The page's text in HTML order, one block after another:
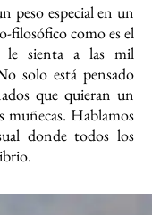
peso especial en un
filosófico como es el
sienta a las mil
solo está pensado
que quieran un
muñecas. Hablamos
donde todos los